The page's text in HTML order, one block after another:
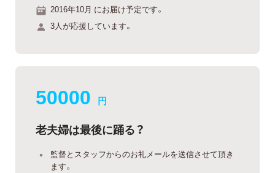
2016年10月 にお届け予定です。
3人が応援しています。
50000 円
老夫婦は最後に踊る？
監督とスタッフからのお礼メールを送信させて頂き
ます。